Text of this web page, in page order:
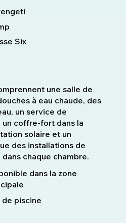
Six
une salle de
à eau chaude, des
un service de
coffre-fort dans la
solaire et un
des installations de
chaque chambre.
dans la zone
de piscine